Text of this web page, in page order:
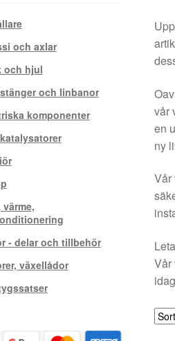
vår
en
ny
Vår
Vår
och axlar
och hjul
och linbanor
komponenter
värme,
- delar och tillbehör
växellådor